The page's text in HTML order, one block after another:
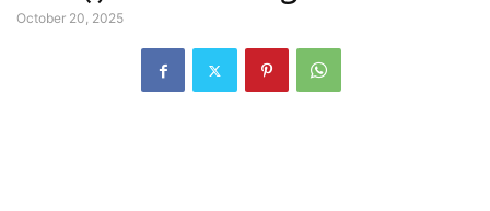
October 20, 2025